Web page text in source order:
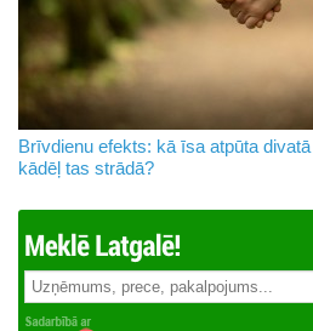
Brīvdienu efekts: kā īsa atpūta
kādēļ tas strādā?